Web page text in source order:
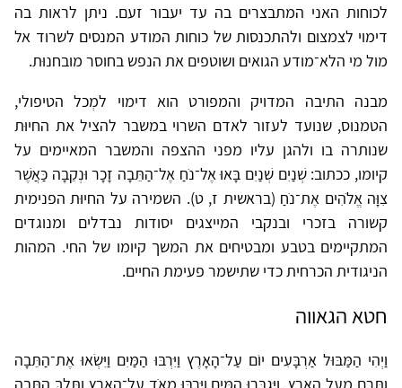
לכוחות האני המתבצרים בה עד יעבור זעם. ניתן לראות בה
דימוי לצמצום ולהתכנסות של כוחות המודע המנסים לשרוד אל
מול מי הלא־מודע הגואים ושוטפים את הנפש בחוסר מובחנוּת.
מבנה התיבה המדויק והמפורט הוא דימוי למְכל הטיפולי,
הטמנוס, שנועד לעזור לאדם השרוי במשבר להציל את החיוּת
שנותרה בו ולהגן עליו מפני ההצפה והמשבר המאיימים על
קיומו, ככתוב: שְׁנַיִם שְׁנַיִם בָּאוּ אֶל־נֹחַ אֶל־הַתֵּבָה זָכָר וּנְקֵבָה כַּאֲשֶׁר
צִוָּה אֱלֹהִים אֶת־נֹחַ (בראשית ז, ט). השמירה על החיוּת הפנימית
קשורה בזכרי ובנקבי המייצגים יסודות נבדלים ומנוגדים
המתקיימים בטבע ומבטיחים את המשך קיומו של החי. המהות
הניגודית הכרחית כדי שתישמר פעימת החיים.
חטא הגאווה
וַיְהִי הַמַּבּוּל אַרְבָּעִים יוֹם עַל־הָאָרֶץ וַיִּרְבּוּ הַמַּיִם וַיִּשְׂאוּ אֶת־הַתֵּבָה